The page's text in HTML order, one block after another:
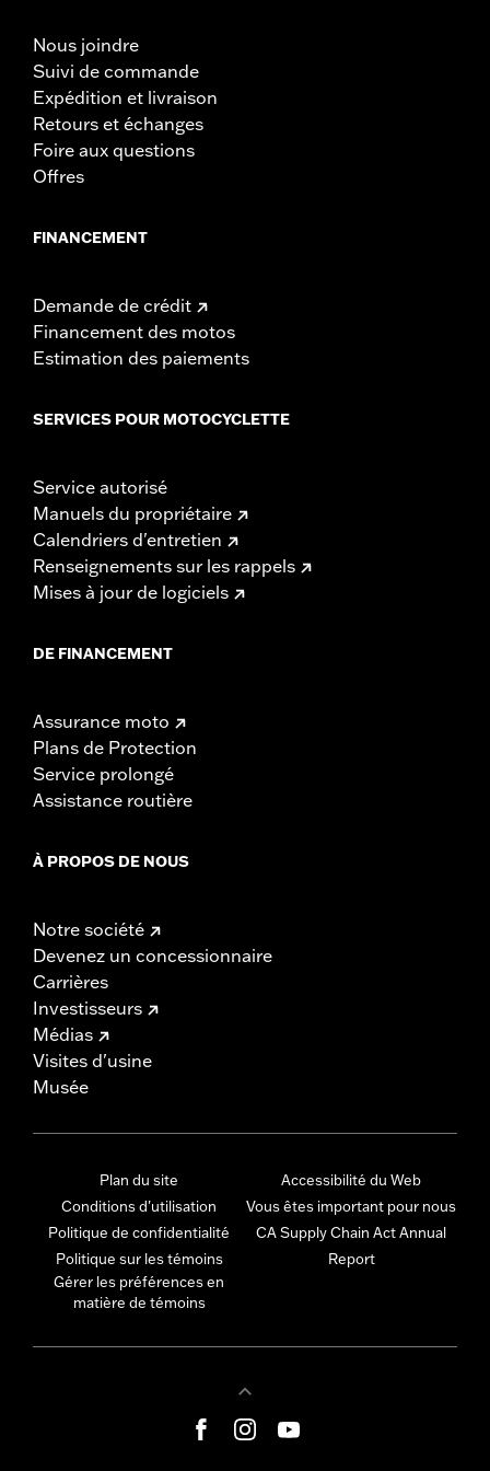
Nous joindre
Suivi de commande
Expédition et livraison
Retours et échanges
Foire aux questions
Offres
FINANCEMENT
Demande de crédit
Financement des motos
Estimation des paiements
SERVICES POUR MOTOCYCLETTE
Service autorisé
Manuels du propriétaire
Calendriers d'entretien
Renseignements sur les rappels
Mises à jour de logiciels
DE FINANCEMENT
Assurance moto
Plans de Protection
Service prolongé
Assistance routière
À PROPOS DE NOUS
Notre société
Devenez un concessionnaire
Carrières
Investisseurs
Médias
Visites d'usine
Musée
Plan du site
Conditions d'utilisation
Politique de confidentialité
Politique sur les témoins
Gérer les préférences en
matière de témoins
Accessibilité du Web
Vous êtes important pour nous
CA Supply Chain Act Annual
Report